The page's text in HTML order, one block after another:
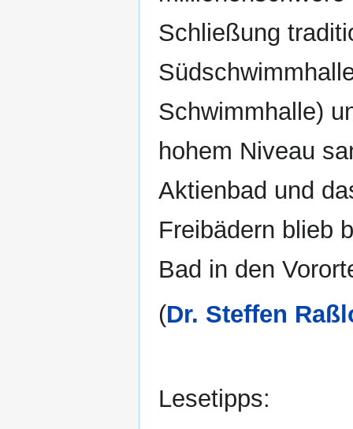
Schließung
Schwimmhalle)
hohem Niveau
Aktienbad und
Freibädern blieb
Bad in den
(Dr. Steffen
Lesetipps: